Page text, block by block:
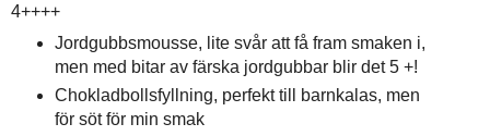
4++++
Jordgubbsmousse, lite svår att få fram smaken i,
men med bitar av färska jordgubbar blir det 5 +!
Chokladbollsfyllning, perfekt till barnkalas, men
för söt för min smak